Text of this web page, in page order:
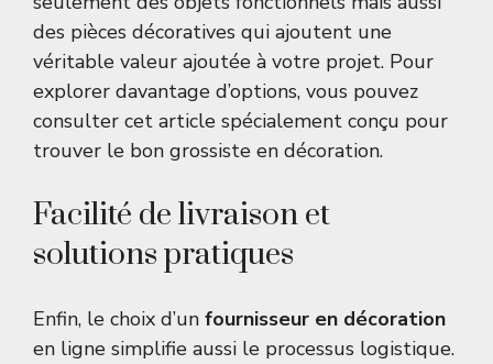
des pièces décoratives qui ajoutent une
véritable valeur ajoutée à votre projet. Pour
explorer davantage d’options, vous pouvez
consulter cet article spécialement conçu pour
trouver le bon grossiste en décoration.
Facilité de livraison et
solutions pratiques
Enfin, le choix d’un fournisseur en décoration
en ligne simplifie aussi le processus logistique.